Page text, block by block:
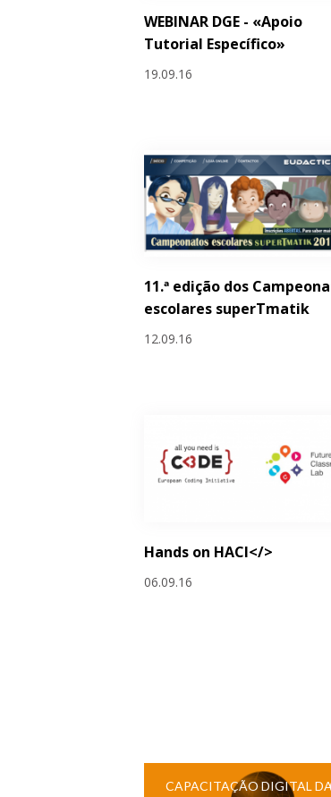
WEBINAR DGE - «Apoio
Tutorial Específico»
19.09.16
11.ª edição dos
escolares superTmatik
12.09.16
Hands on HACl</>
06.09.16
CAPACITAÇÃO DIGITAL